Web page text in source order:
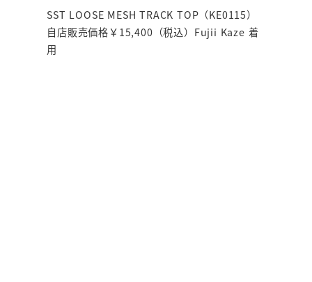
SST LOOSE MESH TRACK TOP（KE0115）
自店販売価格￥15,400（税込）Fujii Kaze 着
用